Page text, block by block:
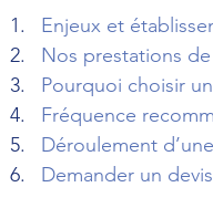
Enjeux et
Nos prestations
Pourquoi choisir
Fréquence
Déroulement
Demander un devis